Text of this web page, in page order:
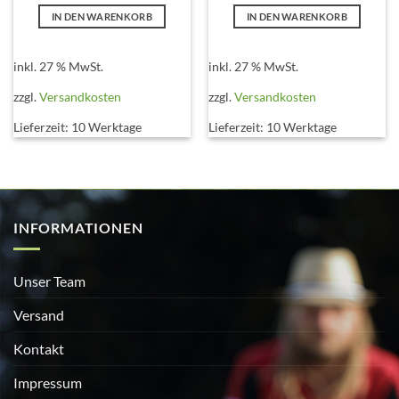
war:
€720,00
ist:
€600,00.
IN DEN WARENKORB
inkl. 27 % MwSt.
zzgl.Versandkosten
Lieferzeit: 10 Werktage
war:
€1.080,00
ist:
IN DEN WARENKORB
inkl. 27 % MwSt.
zzgl.Versandkosten
Lieferzeit: 10 Werktage
INFORMATIONEN
Unser Team
Versand
Kontakt
Impressum